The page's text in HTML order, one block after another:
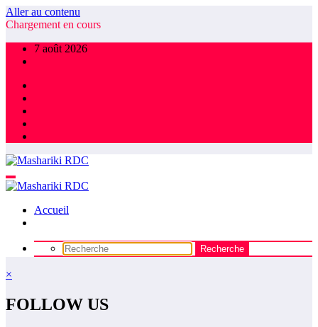
Aller au contenu
Chargement en cours
7 août 2026
Accueil
×
FOLLOW US